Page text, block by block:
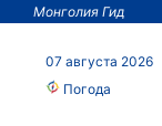
Монголия Гид
07 августа 2026
Погода